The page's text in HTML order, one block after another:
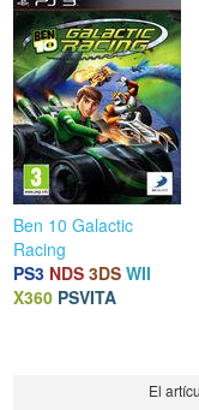
Ben 10 Galactic
Racing
PS3 NDS 3DS WII
X360 PSVITA